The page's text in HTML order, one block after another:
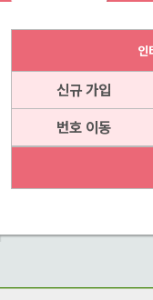
인
신규 가입
번호 이동